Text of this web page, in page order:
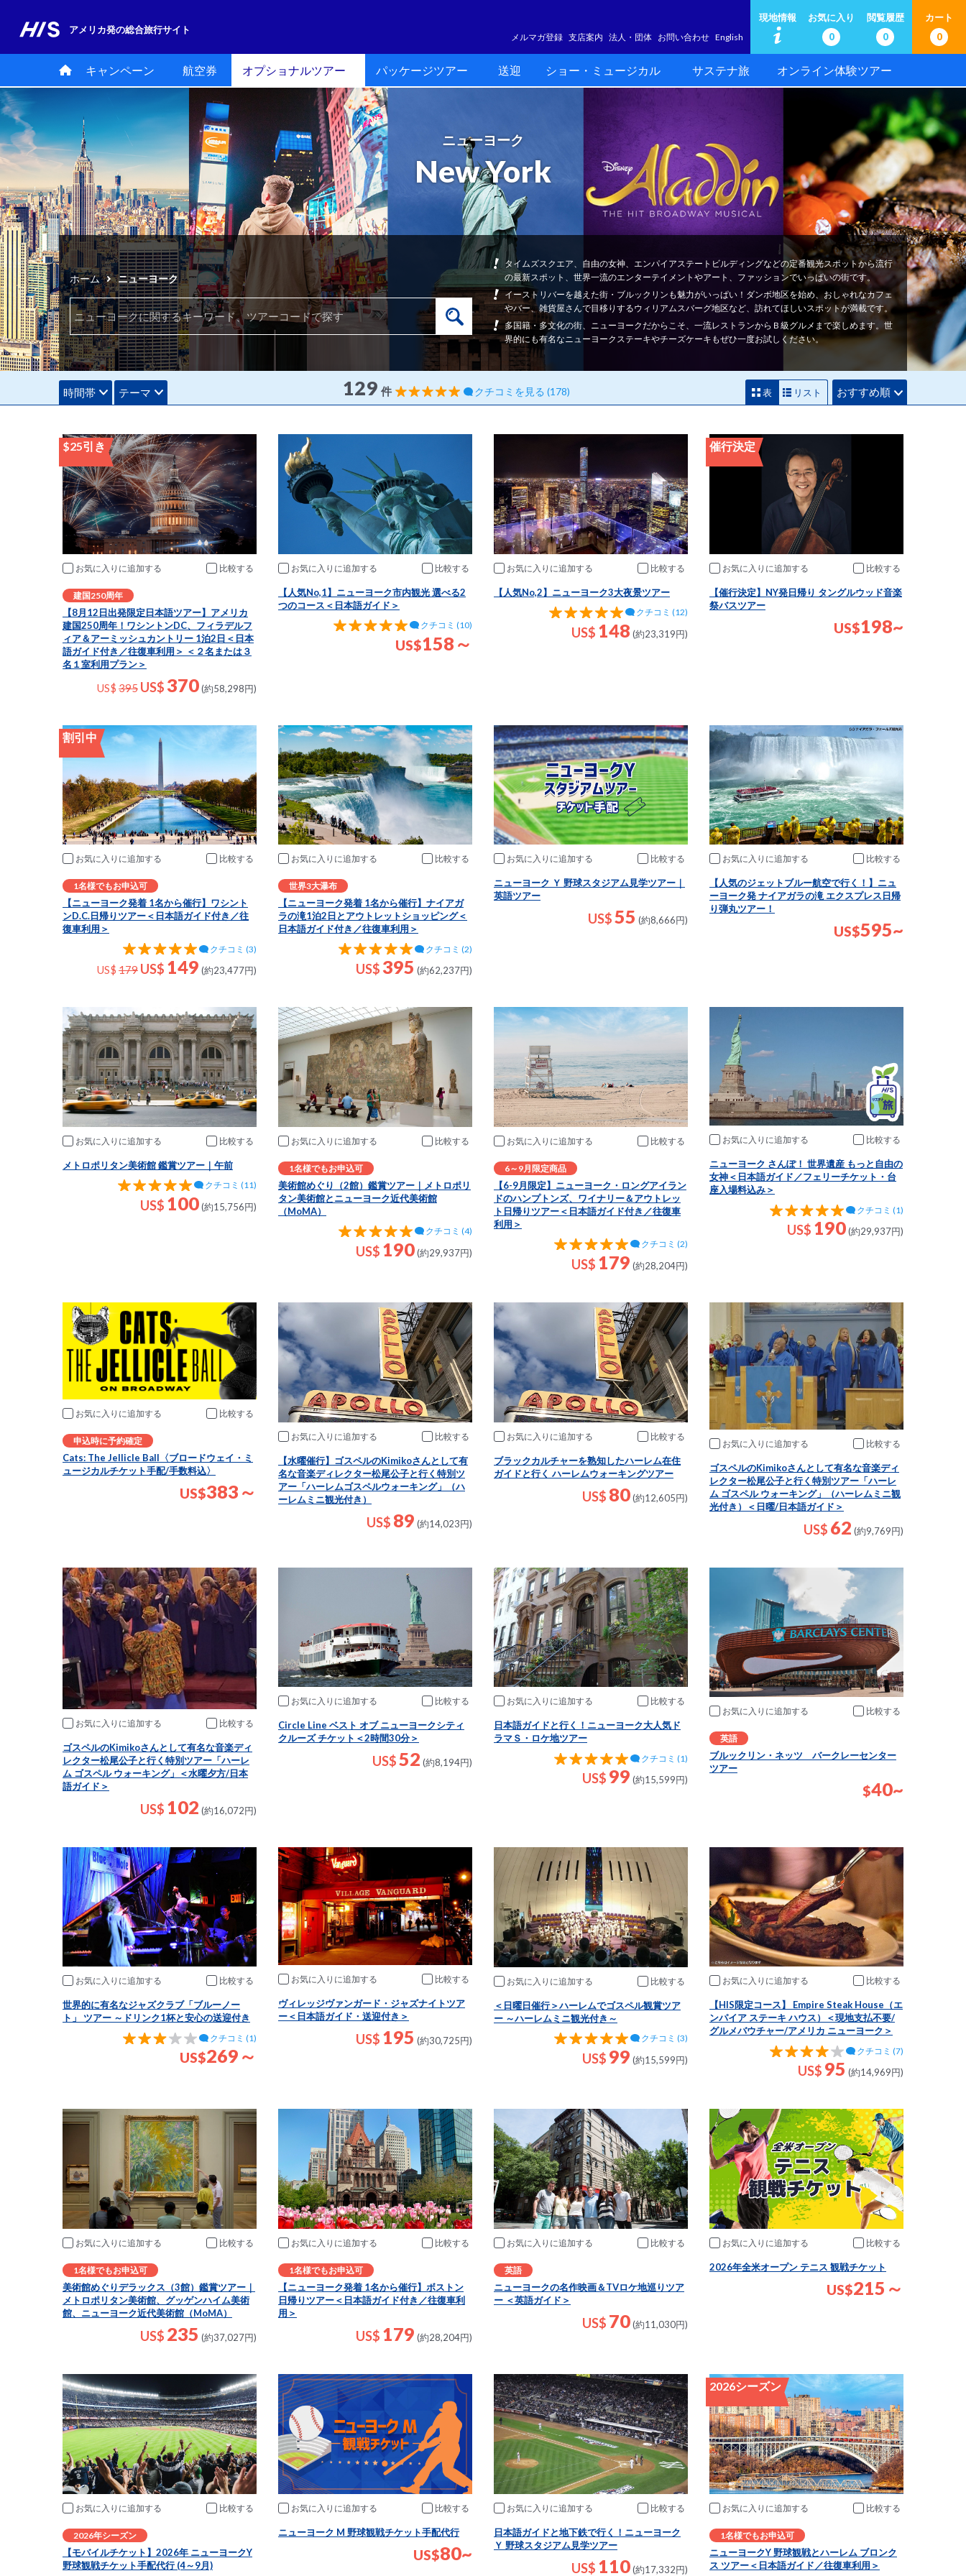
アメリカ発の総合旅行サイト
メルマガ登録 支店案内 法人・団体 お問い合わせ English
現地情報
お気に入り
0
閲覧履歴
0
カート
0
キャンペーン 航空券 オプショナルツアー パッケージツアー 送迎 ショー・ミュージカル サステナ旅 オンライン体験ツアー
ニューヨーク
New York
ホーム ニューヨーク
タイムズスクエア、自由の女神、エンパイアステートビルディングなどの定番観光スポットから流行
の最新スポット、世界一流のエンターテイメントやアート、ファッションでいっぱいの街です。
イーストリバーを越えた街・ブルックリンも魅力がいっぱい！ダンボ地区を始め、おしゃれなカフェ
やバー、雑貨屋さんで目移りするウィリアムスバーグ地区など、訪れてほしいスポットが満載です。
多国籍・多文化の街、ニューヨークだからこそ、一流レストランからＢ級グルメまで楽しめます。世
界的にも有名なニューヨークステーキやチーズケーキもぜひ一度お試しください。
時間帯 テーマ 129 件 クチコミを見る (178) 表 リスト おすすめ順
$25引き
お気に入りに追加 比較
建国250周年
【8月12日出発限定日本語ツアー】アメリカ
建国250周年！ワシントンDC、フィラデルフ
ィア＆アーミッシュカントリー 1泊2日＜日本
語ガイド付き／往復車利用＞ ＜２名または３
名１室利用プラン＞
US$ 395 US$370(約58,298円)
お気に入りに追加 比較
【人気No,1】ニューヨーク市内観光 選べる2
つのコース＜日本語ガイド＞
クチコミ (10)
US$158～
お気に入りに追加 比較
【人気No,2】ニューヨーク3大夜景ツアー
クチコミ (12)
US$ 148 (約23,319円)
催行決定
お気に入りに追加 比較
【催行決定】NY発日帰り タングルウッド音楽
祭バスツアー
US$198~
割引中
お気に入りに追加 比較
1名様でもお申込可
【ニューヨーク発着 1名から催行】ワシント
ンD.C.日帰りツアー＜日本語ガイド付き／往
復車利用＞
クチコミ (3)
US$ 179 US$ 149 (約23,477円)
お気に入りに追加 比較
世界3大瀑布
【ニューヨーク発着 1名から催行】ナイアガ
ラの滝1泊2日とアウトレットショッピング＜
日本語ガイド付き／往復車利用＞
クチコミ (2)
US$395 (約62,237円)
お気に入りに追加 比較
ニューヨーク Ｙ 野球スタジアム見学ツアー｜
英語ツアー
US$55 (約8,666円)
お気に入りに追加 比較
【人気のジェットブルー航空で行く！】ニュ
ーヨーク発 ナイアガラの滝 エクスプレス日帰
り弾丸ツアー！
US$595~
お気に入りに追加 比較
メトロポリタン美術館 鑑賞ツアー｜午前
クチコミ (11)
US$ 100(約15,756円)
お気に入りに追加 比較
1名様でもお申込可
美術館めぐり（2館）鑑賞ツアー｜メトロポリ
タン美術館とニューヨーク近代美術館
（MoMA）
クチコミ (4)
US$ 190(約29,937円)
お気に入りに追加 比較
6～9月限定商品
【6-9月限定】ニューヨーク・ロングアイラン
ドのハンプトンズ、ワイナリー＆アウトレッ
ト日帰りツアー＜日本語ガイド付き／往復車
利用＞
クチコミ (2)
US$ 179 (約28,204円)
お気に入りに追加 比較
ニューヨーク さんぽ！ 世界遺産 もっと自由の
女神＜日本語ガイド／フェリーチケット・台
座入場料込み＞
クチコミ (1)
US$ 190(約29,937円)
お気に入りに追加 比較
申込時に予約確定
Cats: The Jellicle Ball〈ブロードウェイ・ミ
ュージカルチケット手配/手数料込〉
US$383～
お気に入りに追加 比較
【水曜催行】ゴスペルのKimikoさんとして有
名な音楽ディレクター松尾公子と行く特別ツ
アー「ハーレムゴスペルウォーキング」（ハ
ーレムミニ観光付き）
US$ 89 (約14,023円)
お気に入りに追加 比較
ブラックカルチャーを熟知したハーレム在住
ガイドと行く ハーレムウォーキングツアー
US$ 80(約12,605円)
お気に入りに追加 比較
ゴスペルのKimikoさんとして有名な音楽ディ
レクター松尾公子と行く特別ツアー「ハーレ
ム ゴスペル ウォーキング」（ハーレムミニ観
光付き）＜日曜/日本語ガイド＞
US$ 62 (約9,769円)
お気に入りに追加 比較
ゴスペルのKimikoさんとして有名な音楽ディ
レクター松尾公子と行く特別ツアー「ハーレ
ム ゴスペル ウォーキング」＜水曜夕方/日本
語ガイド＞
US$ 102 (約16,072円)
お気に入りに追加 比較
Circle Line ベスト オブ ニューヨークシティ
クルーズ チケット＜2時間30分＞
US$52 (約8,194円)
お気に入りに追加 比較
日本語ガイドと行く！ニューヨーク大人気ド
ラマＳ・ロケ地ツアー
クチコミ (1)
US$ 99 (約15,599円)
お気に入りに追加 比較
英語
ブルックリン・ネッツ バークレーセンター
ツアー
$40~
お気に入りに追加 比較
世界的に有名なジャズクラブ「ブルーノー
ト」 ツアー ～ドリンク1杯と安心の送迎付き
クチコミ (1)
US$269～
お気に入りに追加 比較
ヴィレッジヴァンガード・ジャズナイトツア
ー＜日本語ガイド・送迎付き＞
US$ 195 (約30,725円)
お気に入りに追加 比較
＜日曜日催行＞ハーレムでゴスペル観賞ツア
ー ～ハーレムミニ観光付き～
クチコミ (3)
US$ 99 (約15,599円)
お気に入りに追加 比較
【HIS限定コース】 Empire Steak House（エ
ンパイア ステーキ ハウス）＜現地支払不要/
グルメバウチャー/アメリカ ニューヨーク＞
クチコミ (7)
US$ 95 (約14,969円)
お気に入りに追加 比較
1名様でもお申込可
美術館めぐりデラックス（3館）鑑賞ツアー｜
メトロポリタン美術館、グッゲンハイム美術
館、ニューヨーク近代美術館（MoMA）
US$ 235 (約37,027円)
お気に入りに追加 比較
1名様でもお申込可
【ニューヨーク発着 1名から催行】ボストン
日帰りツアー＜日本語ガイド付き／往復車利
用＞
US$ 179 (約28,204円)
お気に入りに追加 比較
英語
ニューヨークの名作映画＆TVロケ地巡りツア
ー ＜英語ガイド＞
US$ 70(約11,030円)
お気に入りに追加 比較
2026年全米オープン テニス 観戦チケット
US$215～
お気に入りに追加 比較
2026年シーズン
【モバイルチケット】2026年 ニューヨークY
野球観戦チケット手配代行 (4～9月)
お気に入りに追加 比較
ニューヨーク M 野球観戦チケット手配代行
US$80~
お気に入りに追加 比較
日本語ガイドと地下鉄で行く！ニューヨーク
Ｙ 野球スタジアム見学ツアー
US$ 110(約17,332円)
2026シーズン
お気に入りに追加 比較
1名様でもお申込可
ニューヨークY 野球観戦とハーレム ブロンク
ス ツアー＜日本語ガイド／往復車利用＞